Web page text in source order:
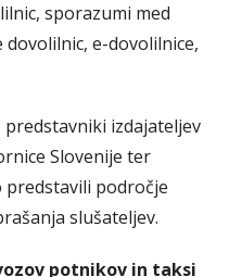
sporazumi med
e-dovolilnice,
izdajateljev
Slovenije ter
področje
slušateljev.
potnikov in taksi